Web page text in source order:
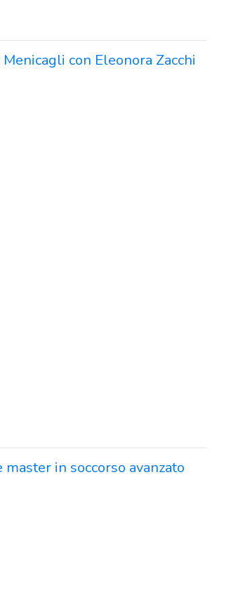
con Eleonora Zacchi
in soccorso avanzato